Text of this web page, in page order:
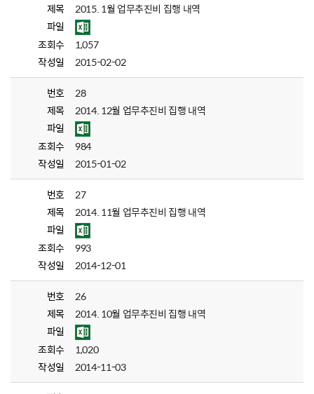
제목
2015. 1월 업무추진비 집행 내역
파일
조회수
1,057
작성일
2015-02-02
번호
28
제목
2014. 12월 업무추진비 집행 내역
파일
조회수
984
작성일
2015-01-02
번호
27
제목
2014. 11월 업무추진비 집행 내역
파일
조회수
993
작성일
2014-12-01
번호
26
제목
2014. 10월 업무추진비 집행 내역
파일
조회수
1,020
작성일
2014-11-03